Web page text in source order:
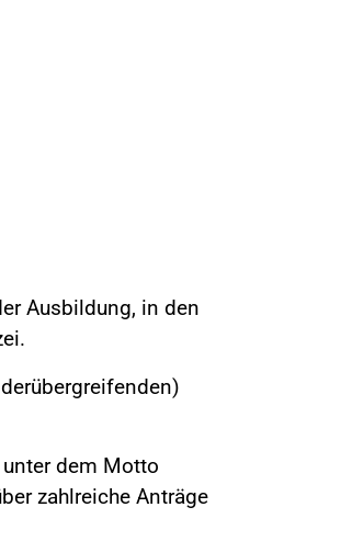
Ausbildung, in den
dem Motto
zahlreiche Anträge